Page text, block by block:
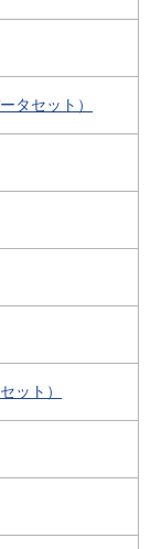
タセット）
ット）